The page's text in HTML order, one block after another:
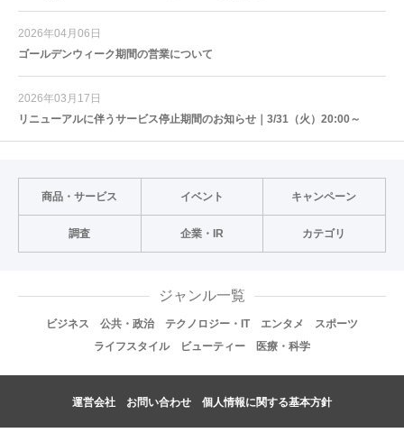
2026年04月06日
ゴールデンウィーク期間の営業について
2026年03月17日
リニューアルに伴うサービス停止期間のお知らせ｜3/31（火）20:00～
商品・サービス イベント キャンペーン
調査 企業・IR カテゴリ
ジャンル一覧
ビジネス 公共・政治 テクノロジー・IT エンタメ
スポーツ
ライフスタイル
ビューティー 医療・科学
運営会社 お問い合わせ 個人情報に関する基本方針